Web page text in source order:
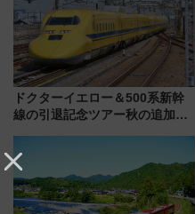
ドクターイエロー＆500系新幹
線の引退記念ツアー秋の追加企